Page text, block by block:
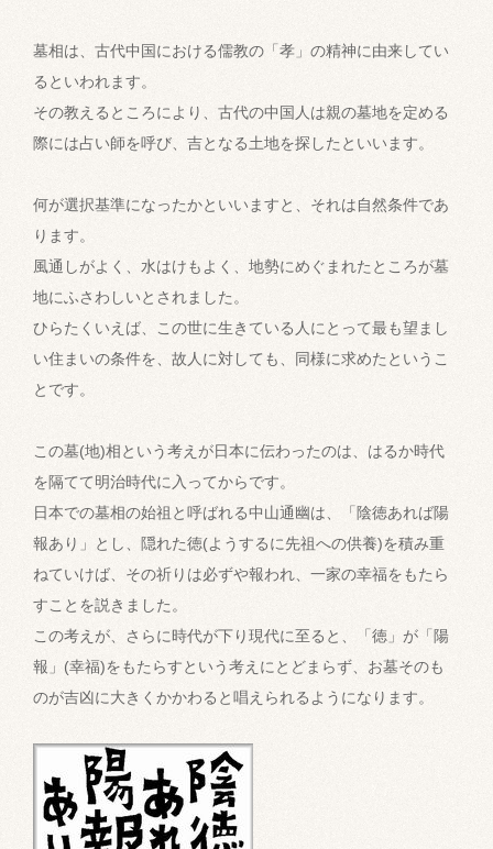
墓相は、古代中国における儒教の「孝」の精神に由来してい
るといわれます。
その教えるところにより、古代の中国人は親の墓地を定める
際には占い師を呼び、吉となる土地を探したといいます。
何が選択基準になったかといいますと、それは自然条件であ
ります。
風通しがよく、水はけもよく、地勢にめぐまれたところが墓
地にふさわしいとされました。
ひらたくいえば、この世に生きている人にとって最も望まし
い住まいの条件を、故人に対しても、同様に求めたというこ
とです。
この墓(地)相という考えが日本に伝わったのは、はるか時代
を隔てて明治時代に入ってからです。
日本での墓相の始祖と呼ばれる中山通幽は、「陰徳あれば陽
報あり」とし、隠れた徳(ようするに先祖への供養)を積み重
ねていけば、その祈りは必ずや報われ、一家の幸福をもたら
すことを説きました。
この考えが、さらに時代が下り現代に至ると、「徳」が「陽
報」(幸福)をもたらすという考えにとどまらず、お墓そのも
のが吉凶に大きくかかわると唱えられるようになります。